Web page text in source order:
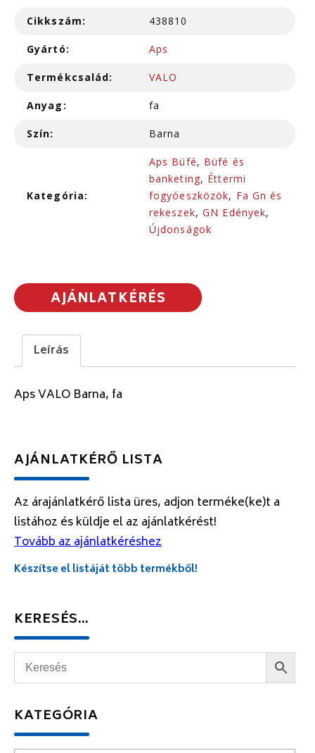
Cikkszám: 438810
Gyártó: Aps
Termékcsalád: VALO
Anyag: fa
Szín: Barna
Kategória:
Aps Büfé, Büfé és
banketing, Éttermi
fogyóeszközök, Fa Gn és
rekeszek,GN Edények,
Újdonságok
AJÁNLATKÉRÉS
Leírás
Aps VALO Barna, fa
AJÁNLATKÉRŐ LISTA
Az árajánlatkérő lista üres, adjon terméke(ke)t a
listához és küldje el az ajánlatkérést!
Tovább az ajánlatkéréshez
Készítse el listáját több termékből!
KERESÉS…
KATEGÓRIA